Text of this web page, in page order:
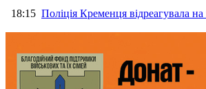
18:15 Поліція Кременця відреагувала